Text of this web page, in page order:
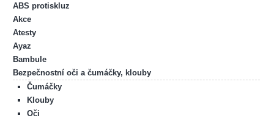
ABS protiskluz
Akce
Atesty
Ayaz
Bambule
Bezpečnostní oči a čumáčky, klouby
Čumáčky
Klouby
Oči